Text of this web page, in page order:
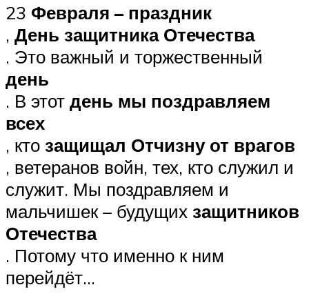
23 Февраля – праздник
, День защитника Отечества
. Это важный и торжественный
день
. В этот день мы поздравляем
всех
, кто защищал Отчизну от врагов
, ветеранов войн, тех, кто служил и
служит. Мы поздравляем и
мальчишек – будущих защитников
Отечества
. Потому что именно к ним
перейдёт…